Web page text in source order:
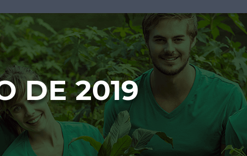
DE 2019